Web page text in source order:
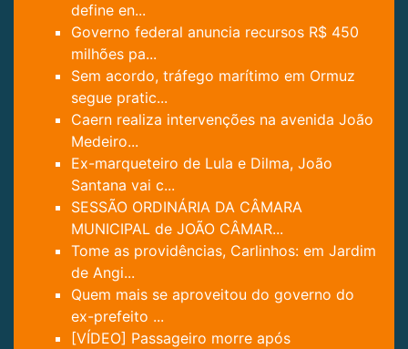
define en...
Governo federal anuncia recursos R$ 450
milhões pa...
Sem acordo, tráfego marítimo em Ormuz
segue pratic...
Caern realiza intervenções na avenida João
Medeiro...
Ex-marqueteiro de Lula e Dilma, João
Santana vai c...
SESSÃO ORDINÁRIA DA CÂMARA
MUNICIPAL de JOÃO CÂMAR...
Tome as providências, Carlinhos: em Jardim
de Angi...
Quem mais se aproveitou do governo do
ex-prefeito ...
[VÍDEO] Passageiro morre após